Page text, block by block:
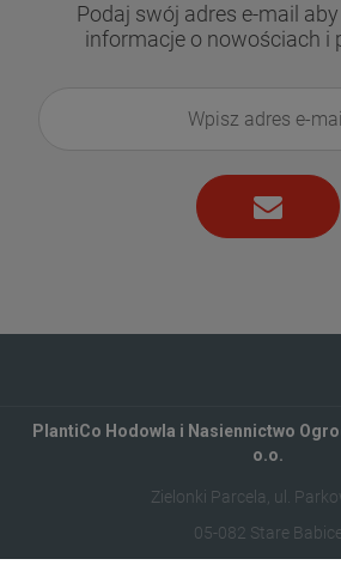
Podaj swój adres e-mail
informacje o nowościach i
PlantiCo Hodowla i Nasiennictwo
o.o.
Zielonki Parcela, ul.
05-082 Stare Babice